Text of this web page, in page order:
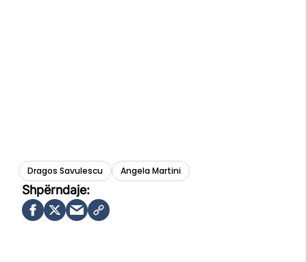
Dragos Savulescu Angela Martini